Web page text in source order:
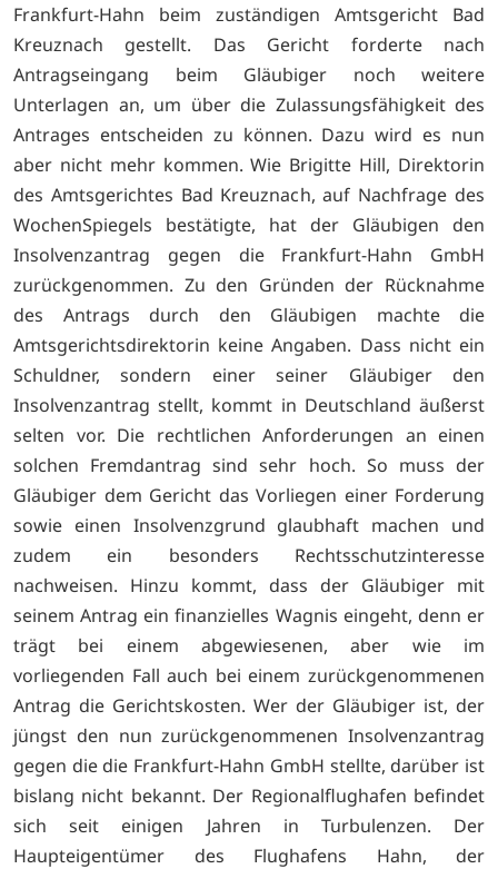
Frankfurt-Hahn beim zuständigen Amtsgericht Bad
Kreuznach gestellt. Das Gericht forderte nach
Antragseingang beim Gläubiger noch weitere
Unterlagen an, um über die Zulassungsfähigkeit des
Antrages entscheiden zu können. Dazu wird es nun
aber nicht mehr kommen. Wie Brigitte Hill, Direktorin
des Amtsgerichtes Bad Kreuznach, auf Nachfrage des
WochenSpiegels bestätigte, hat der Gläubigen den
Insolvenzantrag gegen die Frankfurt-Hahn GmbH
zurückgenommen. Zu den Gründen der Rücknahme
des Antrags durch den Gläubigen machte die
Amtsgerichtsdirektorin keine Angaben. Dass nicht ein
Schuldner, sondern einer seiner Gläubiger den
Insolvenzantrag stellt, kommt in Deutschland äußerst
selten vor. Die rechtlichen Anforderungen an einen
solchen Fremdantrag sind sehr hoch. So muss der
Gläubiger dem Gericht das Vorliegen einer Forderung
sowie einen Insolvenzgrund glaubhaft machen und
zudem ein besonders Rechtsschutzinteresse
nachweisen. Hinzu kommt, dass der Gläubiger mit
seinem Antrag ein finanzielles Wagnis eingeht, denn er
trägt bei einem abgewiesenen, aber wie im
vorliegenden Fall auch bei einem zurückgenommenen
Antrag die Gerichtskosten. Wer der Gläubiger ist, der
jüngst den nun zurückgenommenen Insolvenzantrag
gegen die die Frankfurt-Hahn GmbH stellte, darüber ist
bislang nicht bekannt. Der Regionalflughafen befindet
sich seit einigen Jahren in Turbulenzen. Der
Haupteigentümer des Flughafens Hahn, der